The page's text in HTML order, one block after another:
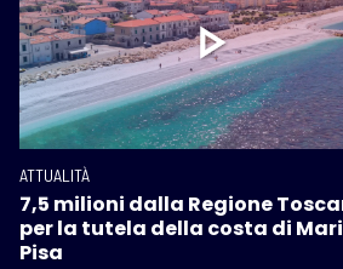
ATTUALITÀ
7,5 milioni dalla Regione
per la tutela della costa di
Pisa